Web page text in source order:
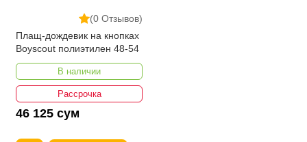
(0 Отзывов)
Плащ-дождевик на кнопках
Boyscout полиэтилен 48-54
В наличии
Рассрочка
46 125 сум